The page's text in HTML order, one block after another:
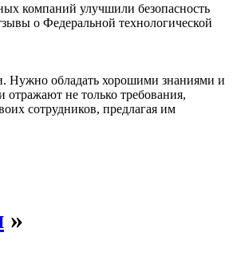
компаний улучшили безопасность
о Федеральной технологической
Нужно обладать хорошими знаниями и
отражают не только требования,
сотрудников, предлагая им
»